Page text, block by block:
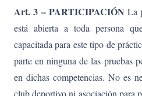
Art. 3 – PARTICIPACIÓN La
está abierta a toda persona
capacitada para este tipo de
parte en ninguna de las pruebas
en dichas competencias. No es
club deportivo ni asociación para